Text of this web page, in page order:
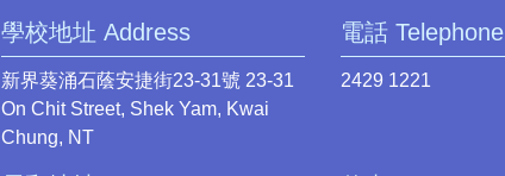
學校地址 Address
新界葵涌石蔭安捷街23-31號 23-31
On Chit Street, Shek Yam, Kwai
Chung, NT
電話 Telephone
2429 1221